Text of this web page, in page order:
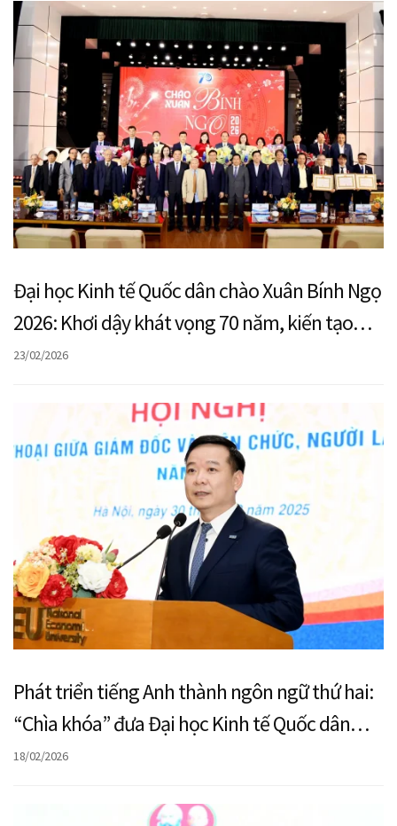
Đại học Kinh tế Quốc dân chào Xuân Bính Ngọ
2026: Khơi dậy khát vọng 70 năm, kiến tạo
chặng đường phát triển mới
23/02/2026
Phát triển tiếng Anh thành ngôn ngữ thứ hai:
“Chìa khóa” đưa Đại học Kinh tế Quốc dân
vươn tầm châu Á
18/02/2026